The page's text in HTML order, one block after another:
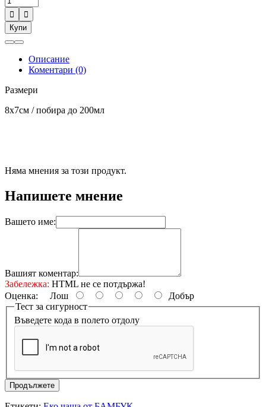


Купи
Описание
Коментари (0)
Размери
8х7см / побира до 200мл
Няма мнения за този продукт.
Напишете мнение
Вашето име:
Вашият коментар:
Забележка: HTML не се потдържа!
Оценка: Лош
Добър
Тест за сигурност
Въведете кода в полето отдолу
Продължете